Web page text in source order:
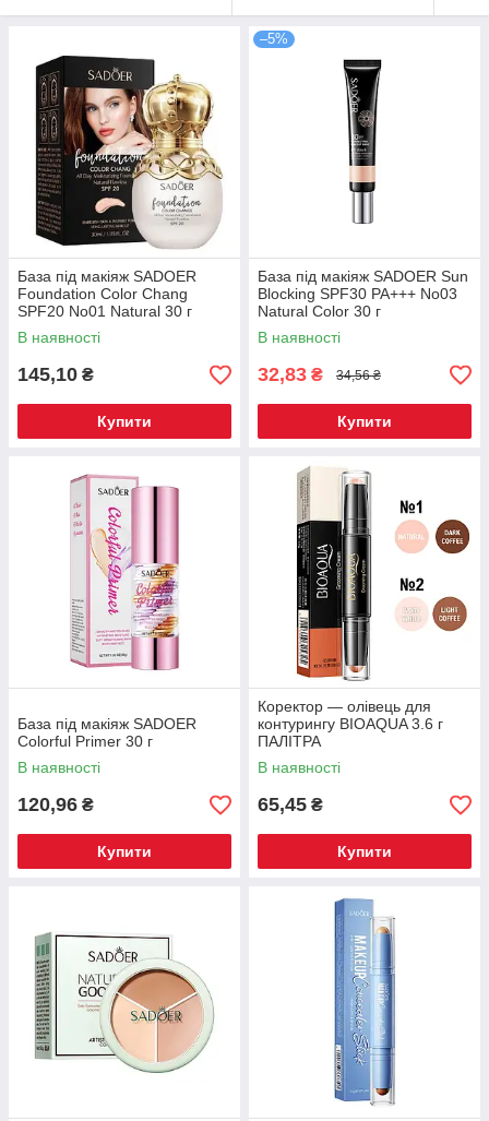
База під макіяж SADOER
Foundation Color Chang
SPF20 No01 Natural 30 г
В наявності
145,10 ₴
Купити
–5%
База під макіяж SADOER Sun
Blocking SPF30 PA+++ No03
Natural Color 30 г
В наявності
32,83 ₴ 34,56 ₴
Купити
База під макіяж SADOER
Colorful Primer 30 г
В наявності
120,96 ₴
Купити
Коректор — олівець для
контурингу BIOAQUA 3.6 г
ПАЛІТРА
В наявності
65,45 ₴
Купити